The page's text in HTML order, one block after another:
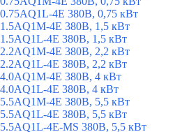
4E 380В, 0,75 кВт
4E 380В, 1,5 кВт
4E 380В, 1,5 кВт
4E 380В, 2,2 кВт
4E 380В, 2,2 кВт
4E 380В, 4 кВт
4E 380В, 4 кВт
4E 380В, 5,5 кВт
4E 380В, 5,5 кВт
4E-MS 380В, 5,5 кВт